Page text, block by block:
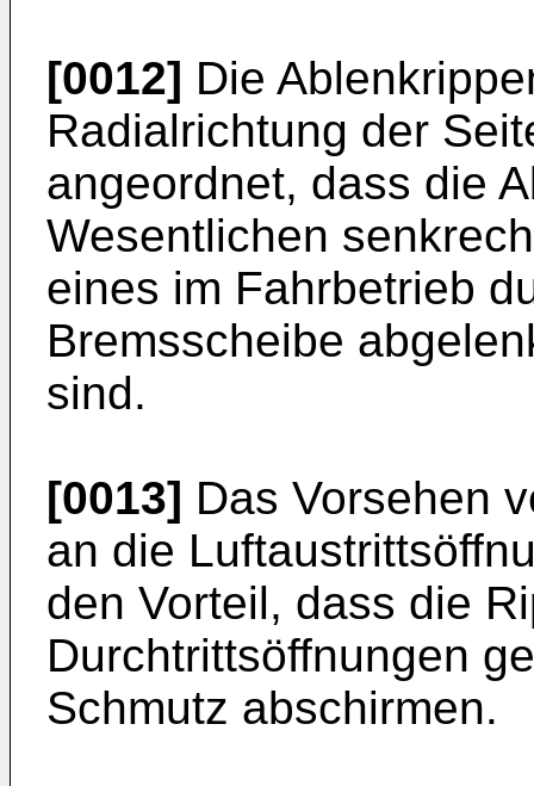
[0012] Die
Radialrichtung der
angeordnet, dass die
Wesentlichen
eines im Fahrbetrieb
Bremsscheibe
sind.
[0013] Das Vorsehen
an die
den Vorteil, dass die
Durchtrittsöffnungen
Schmutz abschirmen.